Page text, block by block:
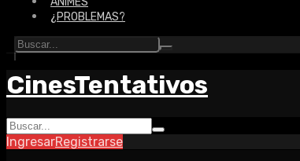
¿PROBLEMAS?
CinesTentativos
IngresarRegistrarse